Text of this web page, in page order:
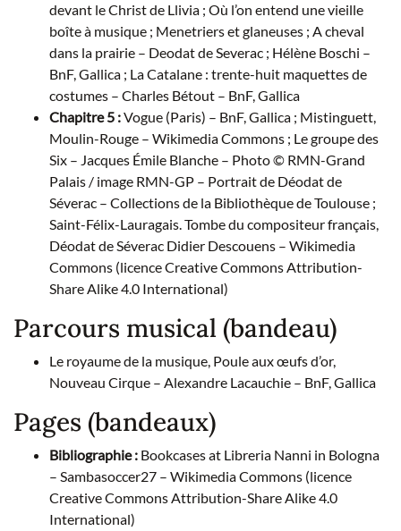
devant le Christ de Llivia ; Où l’on entend une vieille
boîte à musique ; Menetriers et glaneuses ; A cheval
dans la prairie – Deodat de Severac ; Hélène Boschi –
BnF, Gallica ; La Catalane : trente-huit maquettes de
costumes – Charles Bétout – BnF, Gallica
Chapitre 5 :Vogue (Paris) – BnF, Gallica ; Mistinguett,
Moulin-Rouge – Wikimedia Commons ; Le groupe des
Six – Jacques Émile Blanche – Photo © RMN-Grand
Palais / image RMN-GP – Portrait de Déodat de
Séverac – Collections de la Bibliothèque de Toulouse ;
Saint-Félix-Lauragais. Tombe du compositeur français,
Déodat de Séverac Didier Descouens – Wikimedia
Commons (licence Creative Commons Attribution-
Share Alike 4.0 International)
Parcours musical (bandeau)
Le royaume de la musique, Poule aux œufs d’or,
Nouveau Cirque – Alexandre Lacauchie – BnF, Gallica
Pages (bandeaux)
Bibliographie : Bookcases at Libreria Nanni in Bologna
– Sambasoccer27 – Wikimedia Commons (licence
Creative Commons Attribution-Share Alike 4.0
International)